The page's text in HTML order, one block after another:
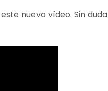
nuevo vídeo. Sin duda